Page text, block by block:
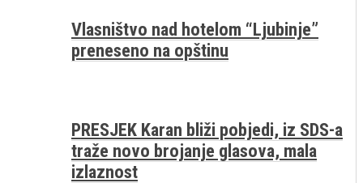
Vlasništvo nad hotelom “Ljubinje”
preneseno na opštinu
PRESJEK Karan bliži pobjedi, iz SDS-a
traže novo brojanje glasova, mala
izlaznost